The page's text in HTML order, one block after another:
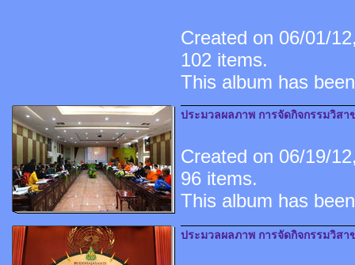
Created on 06/01/
102 items.
This album has
ประมวลผลภาพ การจัดกิจกรรมวิ
Created on 06/19/
96 items.
This album has
ประมวลผลภาพ การจัดกิจกรรมวิส